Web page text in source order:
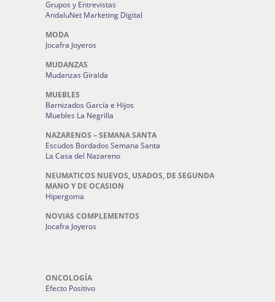
Grupos y Entrevistas
AndaluNet Marketing Digital
MODA
Jocafra Joyeros
MUDANZAS
Mudanzas Giralda
MUEBLES
Barnizados García e Hijos
Muebles La Negrilla
NAZARENOS – SEMANA SANTA
Escudos Bordados Semana Santa
La Casa del Nazareno
NEUMATICOS NUEVOS, USADOS, DE SEGUNDA
MANO Y DE OCASION
Hipergoma
NOVIAS COMPLEMENTOS
Jocafra Joyeros
ONCOLOGÍA
Efecto Positivo